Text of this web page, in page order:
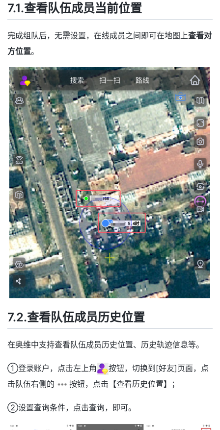
7.1.查看队伍成员当前位置
完成组队后，无需设置，在线成员之间即可在地图上查看对
方位置。
7.2.查看队伍成员历史位置
在奥维中支持查看队伍成员历史位置、历史轨迹信息等。
①登录账户，点击左上角
按钮，切换到[好友]页面，点
击队伍右侧的
按钮，点击【查看历史位置】；
②设置查询条件，点击查询，即可。